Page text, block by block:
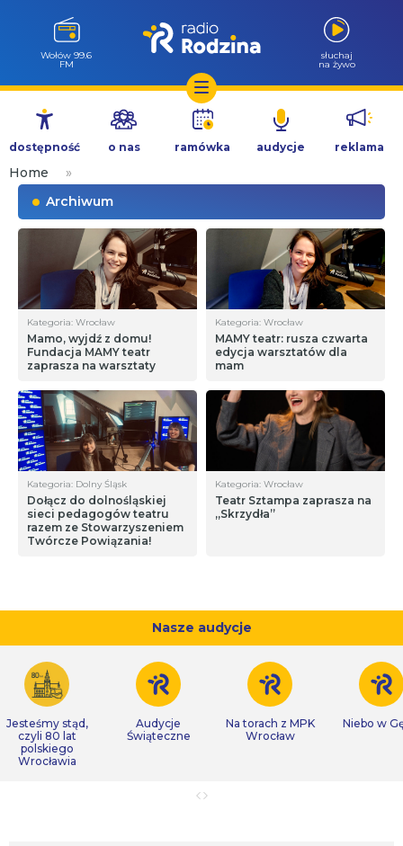
Przejdź
treści
Wołów 99.6
FM
słuchaj
na żywo
dostępność o nas ramówka audycje reklama
Home
»
Archiwum
Kategoria: Wrocław
Mamo, wyjdź z domu!
Fundacja MAMY teatr
zaprasza na warsztaty
Kategoria: Wrocław
MAMY teatr: rusza czwarta
edycja warsztatów dla
mam
Kategoria: Dolny Śląsk
Dołącz do dolnośląskiej
sieci pedagogów teatru
razem ze Stowarzyszeniem
Twórcze Powiązania!
Kategoria: Wrocław
Teatr Sztampa zaprasza na
„Skrzydła”
Nasze audycje
Jesteśmy stąd,
czyli 80 lat
polskiego
Wrocławia
Audycje
Świąteczne
Na torach z MPK
Wrocław
Niebo w